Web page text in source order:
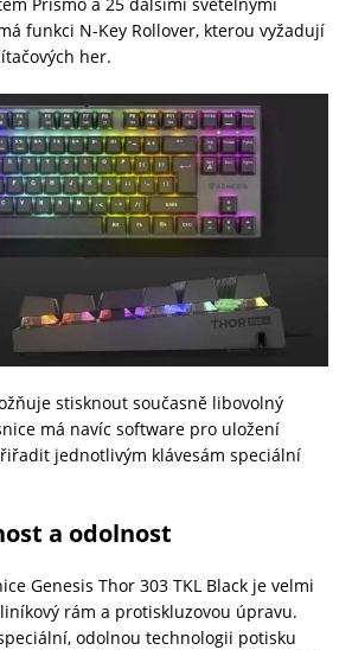
funkci N-Key Rollover, kterou vyžadují
her.
stisknout současně libovolný
má navíc software pro uložení
jednotlivým klávesám speciální
a odolnost
Genesis Thor 303 TKL Black je velmi
rám a protiskluzovou úpravu.
odolnou technologii potisku